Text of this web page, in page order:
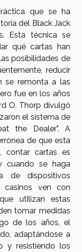
que se ha
del Black Jack
Esta técnica se
qué cartas han
posibilidades de
reducir
se remonta a las
fue en los años
O. Thorp divulgó
el sistema de
the Dealer". A
de que esta
contar cartas es
cuando se haga
de dispositivos
casinos ven con
utilizan estas
tomar medidas
de los años, el
adaptándose a
y resistiendo los